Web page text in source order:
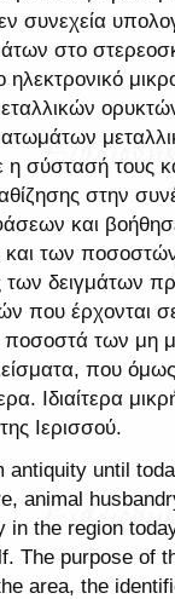
συνεχεία
στο
ηλεκτρονικό
η σύστασή τους
στην
και
των
των δειγμάτων
που έρχονται
ποσοστά των μη
που
Ιδιαίτερα
Ιερισσού.
until
animal
the region
The purpose of
area, the